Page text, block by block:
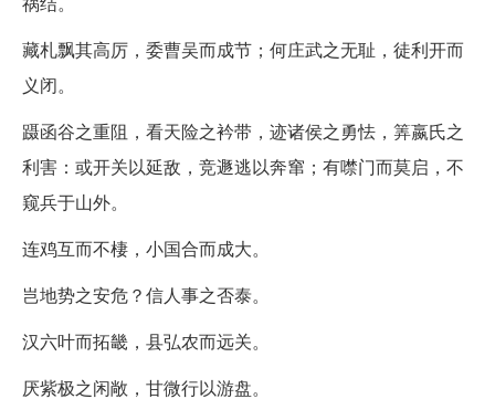
藏札飘其高厉，委曹吴而成节；何庄武之无耻，徒利开而
义闭。
蹑函谷之重阻，看天险之衿带，迹诸侯之勇怯，筭嬴氏之
利害：或开关以延敌，竞遯逃以奔窜；有噤门而莫启，不
窥兵于山外。
连鸡互而不棲，小国合而成大。
岂地势之安危？信人事之否泰。
汉六叶而拓畿，县弘农而远关。
厌紫极之闲敞，甘微行以游盘。